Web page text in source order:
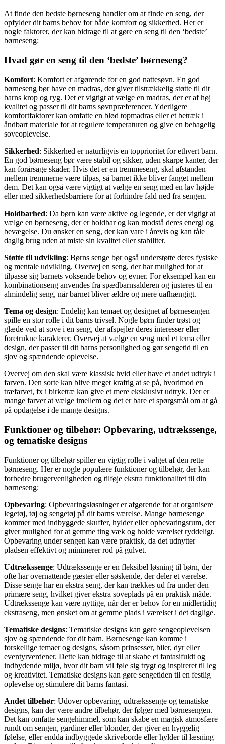
At finde den bedste børneseng handler om at finde en seng, der
opfylder dit barns behov for både komfort og sikkerhed. Her er
nogle faktorer, der kan bidrage til at gøre en seng til den ‘bedste’
børneseng:
Hvad gør en seng til den ‘bedste’ børneseng?
Komfort: Komfort er afgørende for en god nattesøvn. En god
børneseng bør have en madras, der giver tilstrækkelig støtte til dit
barns krop og ryg. Det er vigtigt at vælge en madras, der er af høj
kvalitet og passer til dit barns søvnpræferencer. Yderligere
komfortfaktorer kan omfatte en blød topmadras eller et betræk i
åndbart materiale for at regulere temperaturen og give en behagelig
soveoplevelse.
Sikkerhed: Sikkerhed er naturligvis en topprioritet for ethvert barn.
En god børneseng bør være stabil og sikker, uden skarpe kanter, der
kan forårsage skader. Hvis det er en tremmeseng, skal afstanden
mellem tremmerne være tilpas, så barnet ikke bliver fanget mellem
dem. Det kan også være vigtigt at vælge en seng med en lav højde
eller med sikkerhedsbarriere for at forhindre fald ned fra sengen.
Holdbarhed: Da børn kan være aktive og legende, er det vigtigt at
vælge en børneseng, der er holdbar og kan modstå deres energi og
bevægelse. Du ønsker en seng, der kan vare i årevis og kan tåle
daglig brug uden at miste sin kvalitet eller stabilitet.
Støtte til udvikling: Børns senge bør også understøtte deres fysiske
og mentale udvikling. Overvej en seng, der har mulighed for at
tilpasse sig barnets voksende behov og evner. For eksempel kan en
kombinationseng anvendes fra spædbarnsalderen og justeres til en
almindelig seng, når barnet bliver ældre og mere uafhængigt.
Tema og design: Endelig kan temaet og designet af børnesengen
spille en stor rolle i dit barns trivsel. Nogle børn finder trøst og
glæde ved at sove i en seng, der afspejler deres interesser eller
foretrukne karakterer. Overvej at vælge en seng med et tema eller
design, der passer til dit barns personlighed og gør sengetid til en
sjov og spændende oplevelse.
Overvej om den skal være klassisk hvid eller have et andet udtryk i
farven. Den sorte kan blive meget kraftig at se på, hvorimod en
træfarvet, fx i birketræ kan give et mere eksklusivt udtryk. Der er
mange farver at vælge imellem og det er bare et spørgsmål om at gå
på opdagelse i de mange designs.
Funktioner og tilbehør: Opbevaring, udtrækssenge,
og tematiske designs
Funktioner og tilbehør spiller en vigtig rolle i valget af den rette
børneseng. Her er nogle populære funktioner og tilbehør, der kan
forbedre brugervenligheden og tilføje ekstra funktionalitet til din
børneseng:
Opbevaring: Opbevaringsløsninger er afgørende for at organisere
legetøj, tøj og sengetøj på dit barns værelse. Mange børnesenge
kommer med indbyggede skuffer, hylder eller opbevaringsrum, der
giver mulighed for at gemme ting væk og holde værelset ryddeligt.
Opbevaring under sengen kan være praktisk, da det udnytter
pladsen effektivt og minimerer rod på gulvet.
Udtrækssenge: Udtrækssenge er en fleksibel løsning til børn, der
ofte har overnattende gæster eller søskende, der deler et værelse.
Disse senge har en ekstra seng, der kan trækkes ud fra under den
primære seng, hvilket giver ekstra soveplads på en praktisk måde.
Udtrækssenge kan være nyttige, når der er behov for en midlertidig
ekstraseng, men ønsket om at gemme plads i værelset i det daglige.
Tematiske designs: Tematiske designs kan gøre sengeoplevelsen
sjov og spændende for dit barn. Børnesenge kan komme i
forskellige temaer og designs, såsom prinsesser, biler, dyr eller
eventyrverdener. Dette kan bidrage til at skabe et fantasifuldt og
indbydende miljø, hvor dit barn vil føle sig trygt og inspireret til leg
og kreativitet. Tematiske designs kan gøre sengetiden til en festlig
oplevelse og stimulere dit barns fantasi.
Andet tilbehør: Udover opbevaring, udtrækssenge og tematiske
designs, kan der være andre tilbehør, der følger med børnesengen.
Det kan omfatte sengehimmel, som kan skabe en magisk atmosfære
rundt om sengen, gardiner eller blonder, der giver en hyggelig
følelse, eller endda indbyggede skriveborde eller hylder til læsning